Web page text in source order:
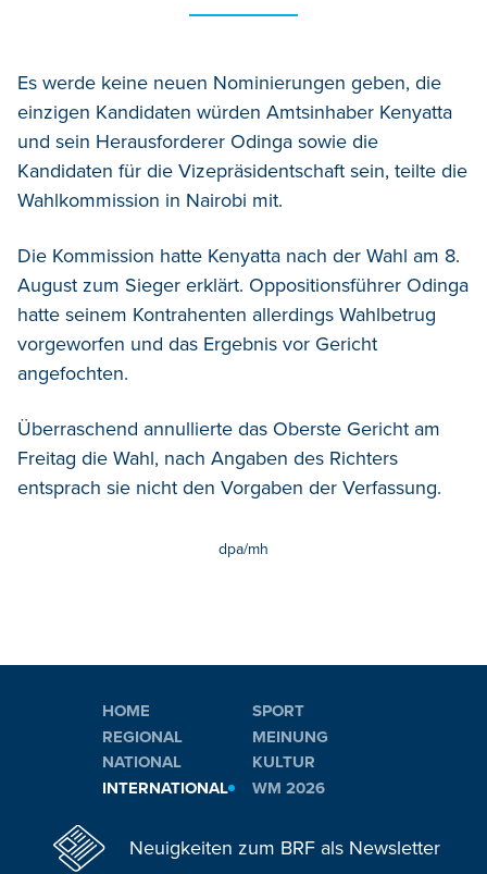
Es werde keine neuen Nominierungen geben, die
einzigen Kandidaten würden Amtsinhaber Kenyatta
und sein Herausforderer Odinga sowie die
Kandidaten für die Vizepräsidentschaft sein, teilte die
Wahlkommission in Nairobi mit.
Die Kommission hatte Kenyatta nach der Wahl am 8.
August zum Sieger erklärt. Oppositionsführer Odinga
hatte seinem Kontrahenten allerdings Wahlbetrug
vorgeworfen und das Ergebnis vor Gericht
angefochten.
Überraschend annullierte das Oberste Gericht am
Freitag die Wahl, nach Angaben des Richters
entsprach sie nicht den Vorgaben der Verfassung.
dpa/mh
HOME
REGIONAL
NATIONAL
INTERNATIONAL
SPORT
MEINUNG
KULTUR
WM 2026
Neuigkeiten zum BRF als Newsletter